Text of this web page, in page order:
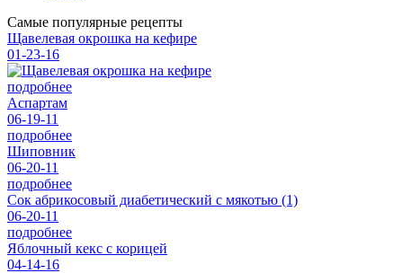
Самые популярные рецепты
Щавелевая окрошка на кефире
01-23-16
подробнее
Аспартам
06-19-11
подробнее
Шиповник
06-20-11
подробнее
Сок абрикосовый диабетический с мякотью (1)
06-20-11
подробнее
Яблочный кекс с корицей
04-14-16